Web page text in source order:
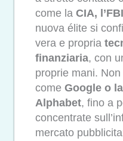
come la CIA,
nuova élite si
vera e propria
finanziaria, con
proprie mani.
come Google o
Alphabet, fino a
concentrate
mercato